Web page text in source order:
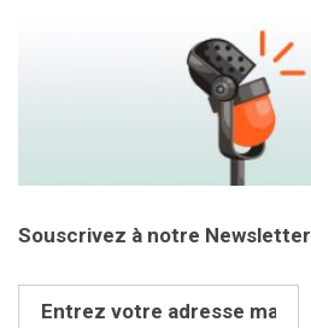
Souscrivez à notre Newsletter